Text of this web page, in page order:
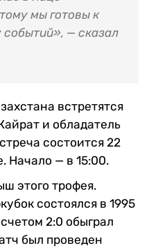
мы готовы к
событий», — сказал
встретятся
и обладатель
состоится 22
Начало — в 15:00.
этого трофея.
состоялся в 1995
2:0 обыграл
был проведен